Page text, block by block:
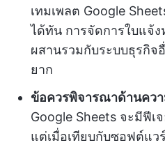
เทมเพลต Google
ได้ทัน การจัดการใบแจ้
ผสานรวมกับระบบธุรกิจ
ยาก
ข้อควรพิจารณาด้านคว
Google Sheets จะมีฟี
แต่เมื่อเทียบกับซอฟต์แว